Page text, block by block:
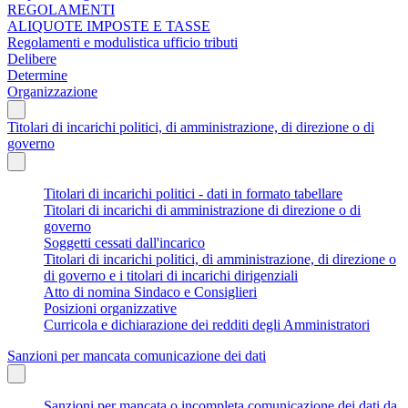
REGOLAMENTI
ALIQUOTE IMPOSTE E TASSE
Regolamenti e modulistica ufficio tributi
Delibere
Determine
Organizzazione
Titolari di incarichi politici, di amministrazione, di direzione o di
governo
Titolari di incarichi politici - dati in formato tabellare
Titolari di incarichi di amministrazione di direzione o di
governo
Soggetti cessati dall'incarico
Titolari di incarichi politici, di amministrazione, di direzione o
di governo e i titolari di incarichi dirigenziali
Atto di nomina Sindaco e Consiglieri
Posizioni organizzative
Curricola e dichiarazione dei redditi degli Amministratori
Sanzioni per mancata comunicazione dei dati